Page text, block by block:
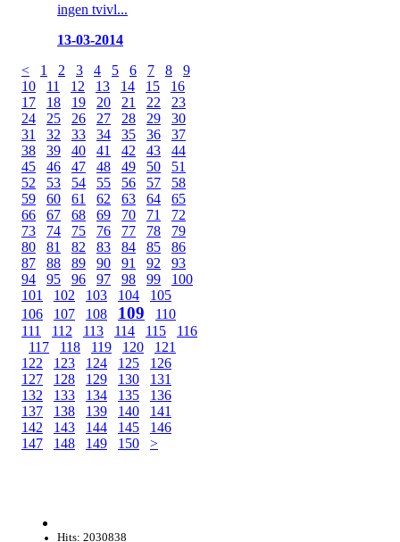
ingen tvivl...
13-03-2014
<
1 2 3 4 5 6 7 8
9
10
11 12 13 14 15
16
17
18 19 20 21 22
23
24
25 26 27 28 29
30
31
32 33 34 35 36
37
38
39 40 41 42 43
44
45
46 47 48 49 50
51
52
53 54 55 56 57
58
59
60 61 62 63 64
65
66
67 68 69 70 71
72
73
74 75 76 77 78
79
80
81 82 83 84 85
86
87
88 89 90 91 92
93
94
95 96 97 98 99
100
101
102 103 104
105
106
107 108 109
110
111
112 113 114 115
116
117
118 119 120
121
122
123 124 125
126
127
128 129 130
131
132
133 134 135
136
137
138 139 140
141
142
143 144 145
146
147
148 149 150 >
Hits: 2030838